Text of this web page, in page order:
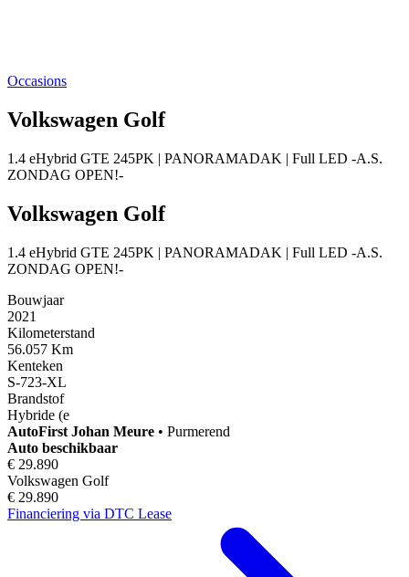
Occasions
Volkswagen Golf
1.4 eHybrid GTE 245PK | PANORAMADAK | Full LED -A.S.
ZONDAG OPEN!-
Volkswagen Golf
1.4 eHybrid GTE 245PK | PANORAMADAK | Full LED -A.S.
ZONDAG OPEN!-
Bouwjaar
2021
Kilometerstand
56.057 Km
Kenteken
S-723-XL
Brandstof
Hybride (e
AutoFirst Johan Meure • Purmerend
Auto beschikbaar
€ 29.890
Volkswagen Golf
€ 29.890
Financiering via DTC Lease